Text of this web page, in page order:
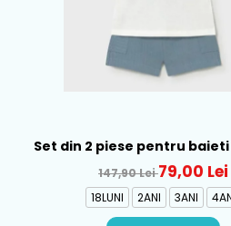
Set din 2 piese pentru
Alb-Albastru - 1665-31
147,90 Lei79,00 Lei
18LUNI 2ANI 3ANI